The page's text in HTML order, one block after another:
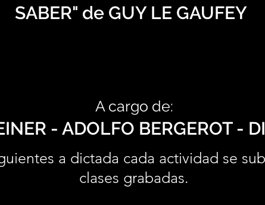
SABER" de GUY LE GAUFEY
A cargo de:
- ADOLFO BERGEROT -
a dictada cada actividad se
clases grabadas.